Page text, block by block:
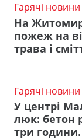
Гарячі новини
На
пожеж на
трава і
Гарячі новини
У центрі
люк: бетон
три